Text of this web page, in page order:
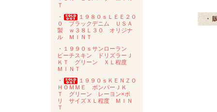
Ｔ
・
１９８０ｓＬＥＥ２０
０ ブラックデニム ＵＳＡ
製 ｗ３８Ｌ３０ オリジナ
ル ＭＩＮＴ
・１９９０ｓサンローラン
ピーチスキン ドリズラーＪ
ＫＴ グリーン ＸＬ程度
ＭＩＮＴ
・
１９９０ｓＫＥＮＺＯ
ＨＯＭＭＥ ボンバーＪＫ
Ｔ グリーン レーヨン×ポ
リ サイズＸＬ程度 ＭＩＮ
Ｔ
・